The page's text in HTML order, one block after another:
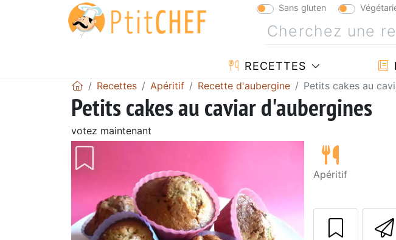
Sans gluten
RECETTES
Recettes Apéritif Recette d'aubergine Petits cakes au
Petits cakes au caviar d'aubergines
votez maintenant
Apéritif